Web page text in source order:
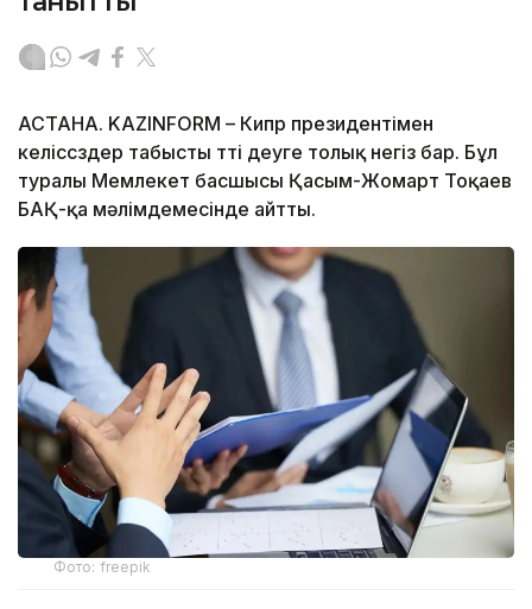
АСТАНА. KAZINFORM – Кипр президентімен
келіссөздер табысты өтті деуге толық негіз бар. Бұл
туралы Мемлекет басшысы Қасым-Жомарт Тоқаев
БАҚ-қа мәлімдемесінде айтты.
Фото: freepik